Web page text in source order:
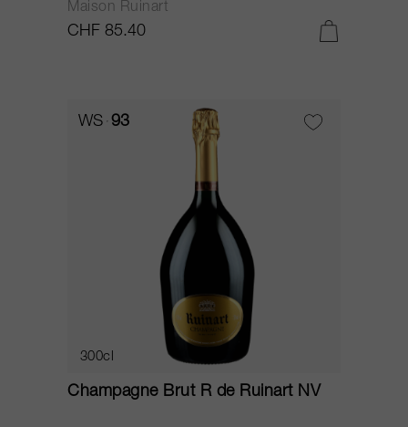
Maison Ruinart
CHF 85.40
WS 93
300cl
Champagne Brut R de Ruinart NV